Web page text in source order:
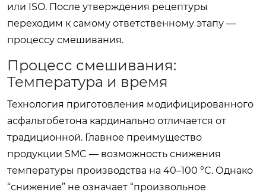
или ISO. После утверждения рецептуры
переходим к самому ответственному этапу —
процессу смешивания.
Процесс смешивания:
Температура и время
Технология приготовления модифицированного
асфальтобетона кардинально отличается от
традиционной. Главное преимущество
продукции SMC — возможность снижения
температуры производства на 40–100 °C. Однако
“снижение” не означает “произвольное